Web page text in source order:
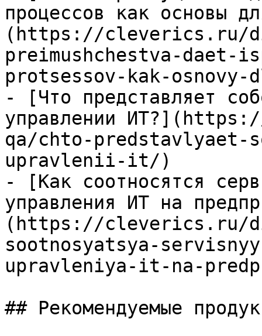
процессов как основы
(https://cleverics.ru/
preimushchestva-daet-
protsessov-kak-
- [Что представляет
управлении
qa/chto-predstavlyaet-
upravlenii-it/)
- [Как соотносятся
управления ИТ на
(https://cleverics.ru/
sootnosyatsya-
upravleniya-it-na-
## Рекомендуемые